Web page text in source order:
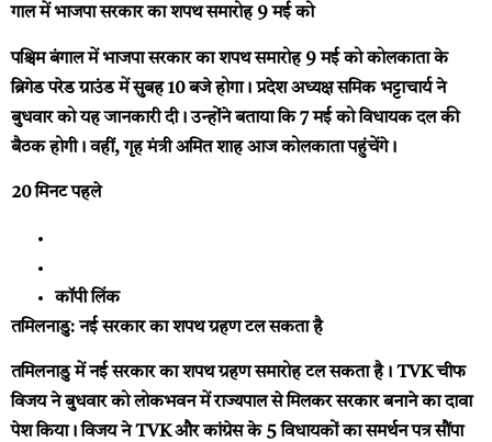
गाल में भाजपा सरकार का शपथ समारोह 9 मई को
पश्चिम बंगाल में भाजपा सरकार का शपथ समारोह 9 मई को कोलकाता के
ब्रिगेड परेड ग्राउंड में सुबह 10 बजे होगा। प्रदेश अध्यक्ष समिक भट्टाचार्य ने
बुधवार को यह जानकारी दी। उन्होंने बताया कि 7 मई को विधायक दल की
बैठक होगी। वहीं, गृह मंत्री अमित शाह आज कोलकाता पहुंचेंगे।
20 मिनट पहले
कॉपी लिंक
तमिलनाडु: नई सरकार का शपथ ग्रहण टल सकता है
तमिलनाडु में नई सरकार का शपथ ग्रहण समारोह टल सकता है। TVK चीफ
विजय ने बुधवार को लोकभवन में राज्यपाल से मिलकर सरकार बनाने का दावा
पेश किया। विजय ने TVK और कांग्रेस के 5 विधायकों का समर्थन पत्र सौंपा